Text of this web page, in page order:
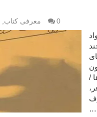
معرفی کتاب 0
جواد
/
…